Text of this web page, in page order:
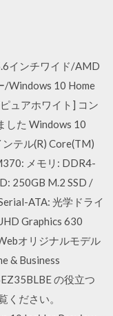
インチワイド/AMD
Windows 10 Home
ュアホワイト] コン
した Windows 10
テル(R) Core(TM)
メモリ: DDR4-
250GB M.2 SSD /
ATA: 光学ドライ
Graphics 630
オリジナルモデル
& Business
の役立つ
ください。